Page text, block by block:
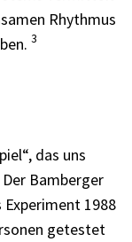
Rhyth­mus
3
das uns
Bamber­ger
1988
getes­tet